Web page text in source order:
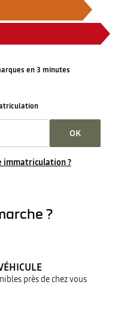
en 3 minutes
OK
immatriculation ?
?
près de chez vous